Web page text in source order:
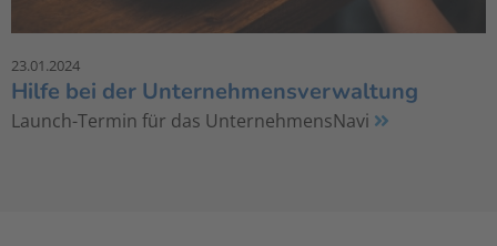
23.01.2024
Hilfe bei der Unternehmensverwaltung
Launch-Termin für das UnternehmensNavi